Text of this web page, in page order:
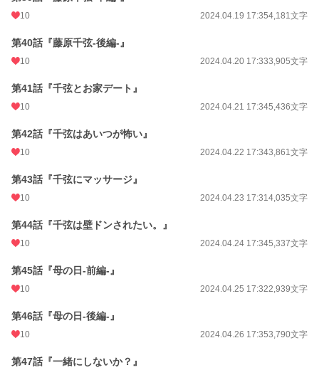
10 2024.04.19 17:354,181文字
第40話『藤原千弦-後編-』
10 2024.04.20 17:333,905文字
第41話『千弦とお家デート』
10 2024.04.21 17:345,436文字
第42話『千弦はあいつが怖い』
10 2024.04.22 17:343,861文字
第43話『千弦にマッサージ』
10 2024.04.23 17:314,035文字
第44話『千弦は壁ドンされたい。』
10 2024.04.24 17:345,337文字
第45話『母の日-前編-』
10 2024.04.25 17:322,939文字
第46話『母の日-後編-』
10 2024.04.26 17:353,790文字
第47話『一緒にしないか？』